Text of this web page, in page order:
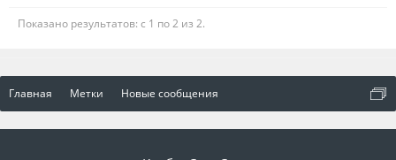
Показано результатов: с 1 по 2 из 2.
Главная Метки Новые сообщения